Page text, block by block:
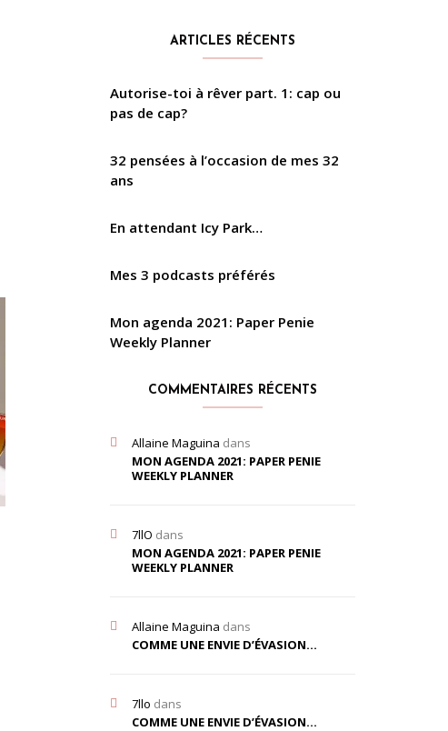
ARTICLES RÉCENTS
Autorise-toi à rêver part. 1: cap ou
pas de cap?
32 pensées à l’occasion de mes 32
ans
En attendant Icy Park…
Mes 3 podcasts préférés
Mon agenda 2021: Paper Penie
Weekly Planner
COMMENTAIRES RÉCENTS
Allaine Maguina dans
MON AGENDA 2021: PAPER PENIE
WEEKLY PLANNER
7llO dans
MON AGENDA 2021: PAPER PENIE
WEEKLY PLANNER
Allaine Maguina dans
COMME UNE ENVIE D’ÉVASION…
7llo dans
COMME UNE ENVIE D’ÉVASION…